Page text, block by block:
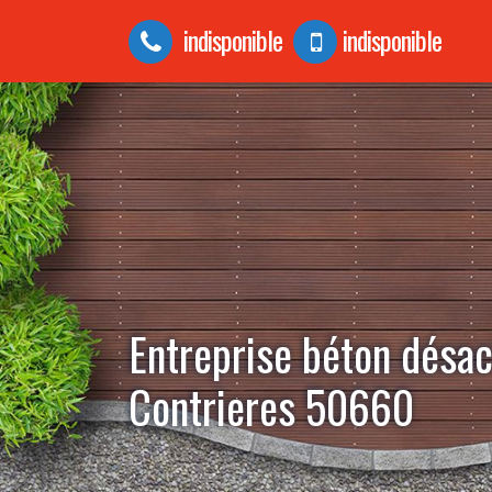
indisponible indisponible
Entreprise béton
Contrieres 50660